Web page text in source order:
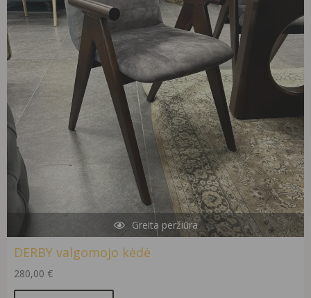
Greita peržiūra
DERBY valgomojo kėdė
280,00 €